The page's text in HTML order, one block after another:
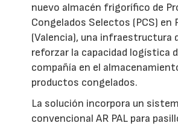
nuevo almacén frigorífico de
Congelados Selectos (PCS) en
(Valencia), una infraestructura
reforzar la capacidad logística
compañía en el
productos congelados.
La solución incorpora un
convencional AR PAL para